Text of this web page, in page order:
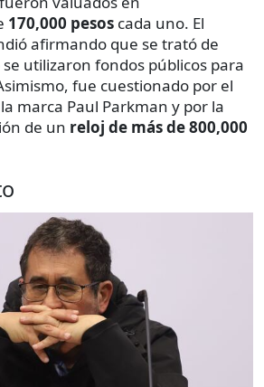
170,000 pesos cada uno. El
afirmando que se trató de
utilizaron fondos públicos para
fue cuestionado por el
marca Paul Parkman y por la
de un reloj de más de 800,000